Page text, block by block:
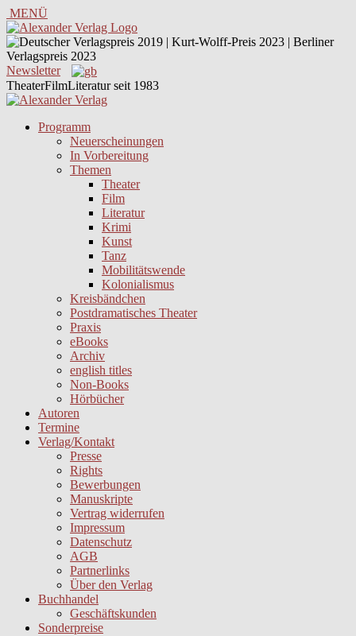
MENÜ
Newsletter
TheaterFilmLiteratur seit 1983
Programm
Neuerscheinungen
In Vorbereitung
Themen
Theater
Film
Literatur
Krimi
Kunst
Tanz
Mobilitätswende
Kolonialismus
Kreisbändchen
Postdramatisches Theater
Praxis
eBooks
Archiv
english titles
Non-Books
Hörbücher
Autoren
Termine
Verlag/Kontakt
Presse
Rights
Bewerbungen
Manuskripte
Vertrag widerrufen
Impressum
Datenschutz
AGB
Partnerlinks
Über den Verlag
Buchhandel
Geschäftskunden
Sonderpreise